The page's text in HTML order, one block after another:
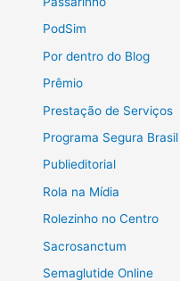
PodSim
Por dentro do Blog
Prêmio
Prestação de Serviços
Programa Segura Brasil
Publieditorial
Rola na Mídia
Rolezinho no Centro
Sacrosanctum
Semaglutide Online